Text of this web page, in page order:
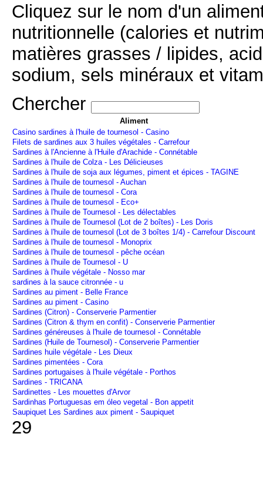
Cliquez sur le nom d'un
nutritionnelle (calories et
matières grasses / lipides,
sodium, sels minéraux et
Chercher
Aliment
Casino sardines à l'huile de tournesol - Casino
Filets de sardines aux 3 huiles végétales - Carrefour
Sardines à l'Ancienne à l'Huile d'Arachide - Connétable
Sardines à l'huile de Colza - Les Délicieuses
Sardines à l'huile de soja aux légumes, piment et épices - TAGINE
Sardines à l'huile de tournesol - Auchan
Sardines à l'huile de tournesol - Cora
Sardines à l'huile de tournesol - Eco+
Sardines à l'huile de Tournesol - Les délectables
Sardines à l'huile de Tournesol (Lot de 2 boîtes) - Les Doris
Sardines à l'huile de tournesol (Lot de 3 boîtes 1/4) - Carrefour Discount
Sardines à l'huile de tournesol - Monoprix
Sardines à l'huile de tournesol - pêche océan
Sardines à l'huile de Tournesol - U
Sardines à l'huile végétale - Nosso mar
sardines à la sauce citronnée - u
Sardines au piment - Belle France
Sardines au piment - Casino
Sardines (Citron) - Conserverie Parmentier
Sardines (Citron & thym en confit) - Conserverie Parmentier
Sardines généreuses à l'huile de tournesol - Connétable
Sardines (Huile de Tournesol) - Conserverie Parmentier
Sardines huile végétale - Les Dieux
Sardines pimentées - Cora
Sardines portugaises à l'huile végétale - Porthos
Sardines - TRICANA
Sardinettes - Les mouettes d'Arvor
Sardinhas Portuguesas em óleo vegetal - Bon appetit
Saupiquet Les Sardines aux piment - Saupiquet
29